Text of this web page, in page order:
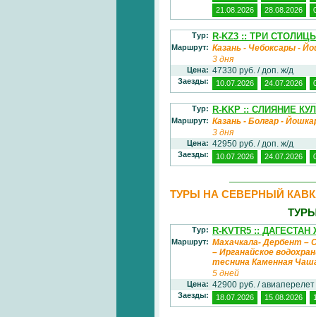
21.08.2026
28.08.2026
Тур: R-KZ3 :: ТРИ
Маршрут: Казань - Чебоксары -
3 дня
Цена: 47330 руб. / доп. ж/д
Заезды: 10.07.2026 24.07.2026
Тур: R-KKP :: СЛИЯНИЕ
Маршрут: Казань - Болгар -
3 дня
Цена: 42950 руб. / доп. ж/д
Заезды: 10.07.2026 24.07.2026
ТУРЫ НА СЕВЕРНЫЙ
Тур: R-KVTR5 ::
Маршрут: Махачкала- Дербент –
– Ирганайское
теснина Каменная
5 дней
Цена: 42900 руб. /
Заезды: 18.07.2026 15.08.2026